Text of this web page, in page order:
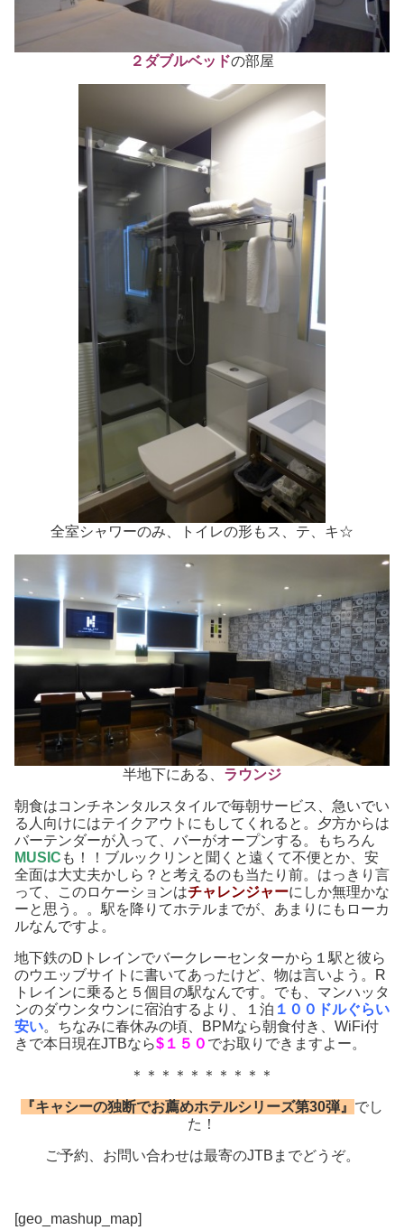
２ダブルベッドの部屋
全室シャワーのみ、トイレの形もス、テ、キ☆
半地下にある、 ラウンジ
朝食はコンチネンタルスタイルで毎朝サービス、急いでい
る人向けにはテイクアウトにもしてくれると。夕方からは
バーテンダーが入って、バーがオープンする。もちろん
MUSIC も！！ブルックリンと聞くと遠くて不便とか、安
全面は大丈夫かしら？と考えるのも当たり前。はっきり言
って、このロケーションはチャレンジャーにしか無理かな
ーと思う。。駅を降りてホテルまでが、あまりにもローカ
ルなんですよ。
地下鉄のDトレインでバークレーセンターから１駅と彼ら
のウエッブサイトに書いてあったけど、物は言いよう。R
トレインに乗ると５個目の駅なんです。でも、マンハッタ
ンのダウンタウンに宿泊するより、１泊 １００ドルぐらい
安い。ちなみに春休みの頃、BPMなら朝食付き、WiFi付
きで本日現在JTBなら$１５０ でお取りできますよー。
＊＊＊＊＊＊＊＊＊＊
『キャシーの独断でお薦めホテルシリーズ第30弾』 でし
た！
ご予約、お問い合わせは最寄のJTBまでどうぞ。
[geo_mashup_map]